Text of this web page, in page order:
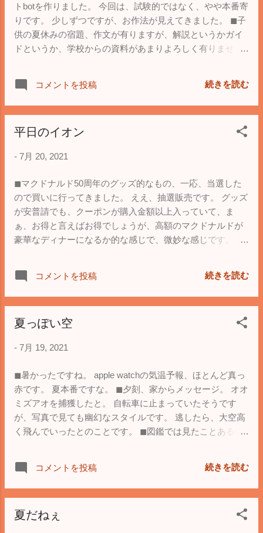
トbotを作りました。 今回は、試験的ではなく、やや本番寄
りです。 少しずつですが、お作法が見えてきました。 ◼︎子
供の夏休みの宿題、作文が有りますが、解説というかガイ
ドというか、学校からの資料があまりよろしく有りませ
いません。 最近は、詰め込むのではなく、自分で考えるス
タイルなのかとも思いますが、それにしては感がありま
ました。
コメントを投稿 続きを読む
平日のイオン
- 7月 20, 2021
◼︎マクドナルド50周年のグッズ的なもの、一応、当選した
ので買いに行ってきました。 ええ、抽選販売です。 グッズ
が安普請でも、クーポンが購入金額以上入っていて、ま
ぁ、お得と言えばお得でしょうが、高額のマクドナルドが
豪華なディナーになるか的な感じで、微妙な感じです。
と、何だか哀れになります。 ◼︎ついでにイオンをぶらぶら
しましたが、お洒落百貨店と違って、おっさん１人でも受
そこそこ人は入ってますが、休日に比べれば、格段に快適
コメントを投稿 続きを読む
夏っぽい空
- 7月 19, 2021
◼︎暑かったですね。 apple watchの気温予報、ほとんど真っ
赤です。 夏本番ですな。 ◼︎夕刻、家からメッセージ。 オオ
ミズアオを捕獲したと。 自転車に止まっていたそうです
が、写真で見ても幽幻なスタイルです。 逃したら、大空高
く飛んでいったとのことです。 ◼︎図鑑では見たことあるけ
も良くやってくれてると思います。
コメントを投稿 続きを読む
夏だねぇ